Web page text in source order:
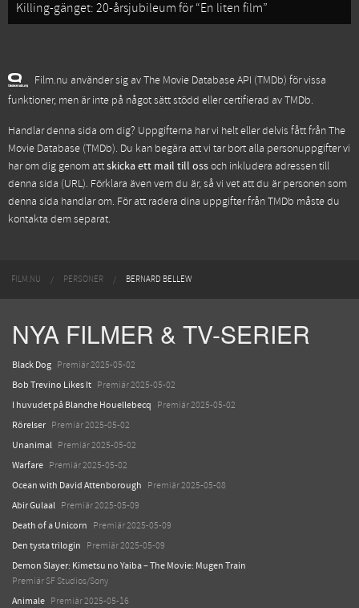
Killing-gänget: 20-årsjubileum för “En liten film”
Film.nu använder sig av The Movie Database API (TMDb) för vissa
funktioner, men är inte på något sätt stödd eller certifierad av TMDb.
Handlar denna sida om dig? Uppgifterna har vi helt eller delvis fått frånThe
Movie Database (TMDb). Du kan begära att vi tar bort alla personuppgifter vi
har om dig genom attskicka ett mail till ossoch inkludera adressen till
denna sida (URL). Förklara även vem du är, så vi vet att du är personen som
denna sida handlar om. För att radera dina uppgifter från TMDb måste du
kontakta dem separat.
FILM.NU PERSONER BERNARD BELLEW
NYA FILMER & TV-SERIER
Black Dog Premiär 2025-05-02
Bob Trevino Likes It Premiär 2025-05-02
I huvudet på Blanche Houellebecq Premiär 2025-05-02
Rörelser Premiär 2025-05-02
Unanimal Premiär 2025-05-02
Warfare Premiär 2025-05-02
Ocean with David Attenborough Premiär 2025-05-08
Abir Gulaal Premiär 2025-05-09
Death of a Unicorn Premiär 2025-05-09
Den tysta trilogin Premiär 2025-05-09
Demon Slayer: Kimetsu no Yaiba – The Movie: Mugen Train
Premiär SF Studios/Sony
Animale Premiär 2025-05-16